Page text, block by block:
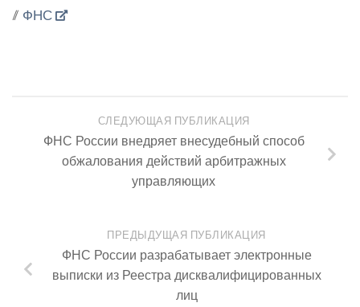
// ФНС
СЛЕДУЮЩАЯ ПУБЛИКАЦИЯ
ФНС России внедряет внесудебный способ
обжалования действий арбитражных
управляющих
ПРЕДЫДУЩАЯ ПУБЛИКАЦИЯ
ФНС России разрабатывает электронные
выписки из Реестра дисквалифицированных
лиц